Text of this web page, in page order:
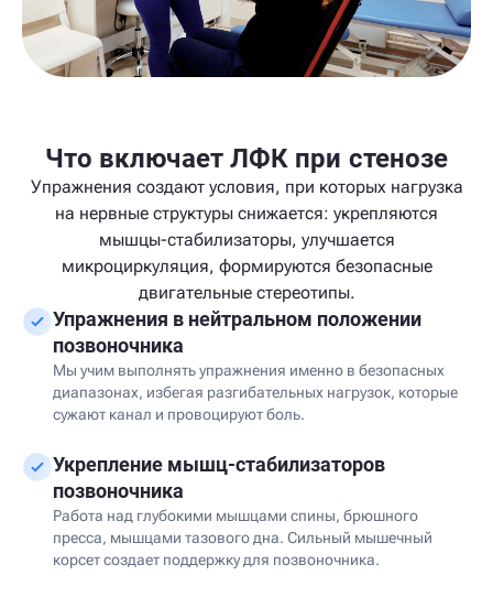
Что включает ЛФК при стенозе
Упражнения создают условия, при которых нагрузка
на нервные структуры снижается: укрепляются
мышцы-стабилизаторы, улучшается
микроциркуляция, формируются безопасные
двигательные стереотипы.
Упражнения в нейтральном положении
позвоночника
Мы учим выполнять упражнения именно в безопасных
диапазонах, избегая разгибательных нагрузок, которые
сужают канал и провоцируют боль.
Укрепление мышц-стабилизаторов
позвоночника
Работа над глубокими мышцами спины, брюшного
пресса, мышцами тазового дна. Сильный мышечный
корсет создает поддержку для позвоночника.